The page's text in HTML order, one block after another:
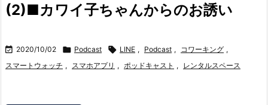
(2)■カワイ子ちゃんからのお誘い
 2020/10/02  Podcast  LINE , Podcast , コワーキング ,
スマートウォッチ , スマホアプリ , ポッドキャスト , レンタルスペース